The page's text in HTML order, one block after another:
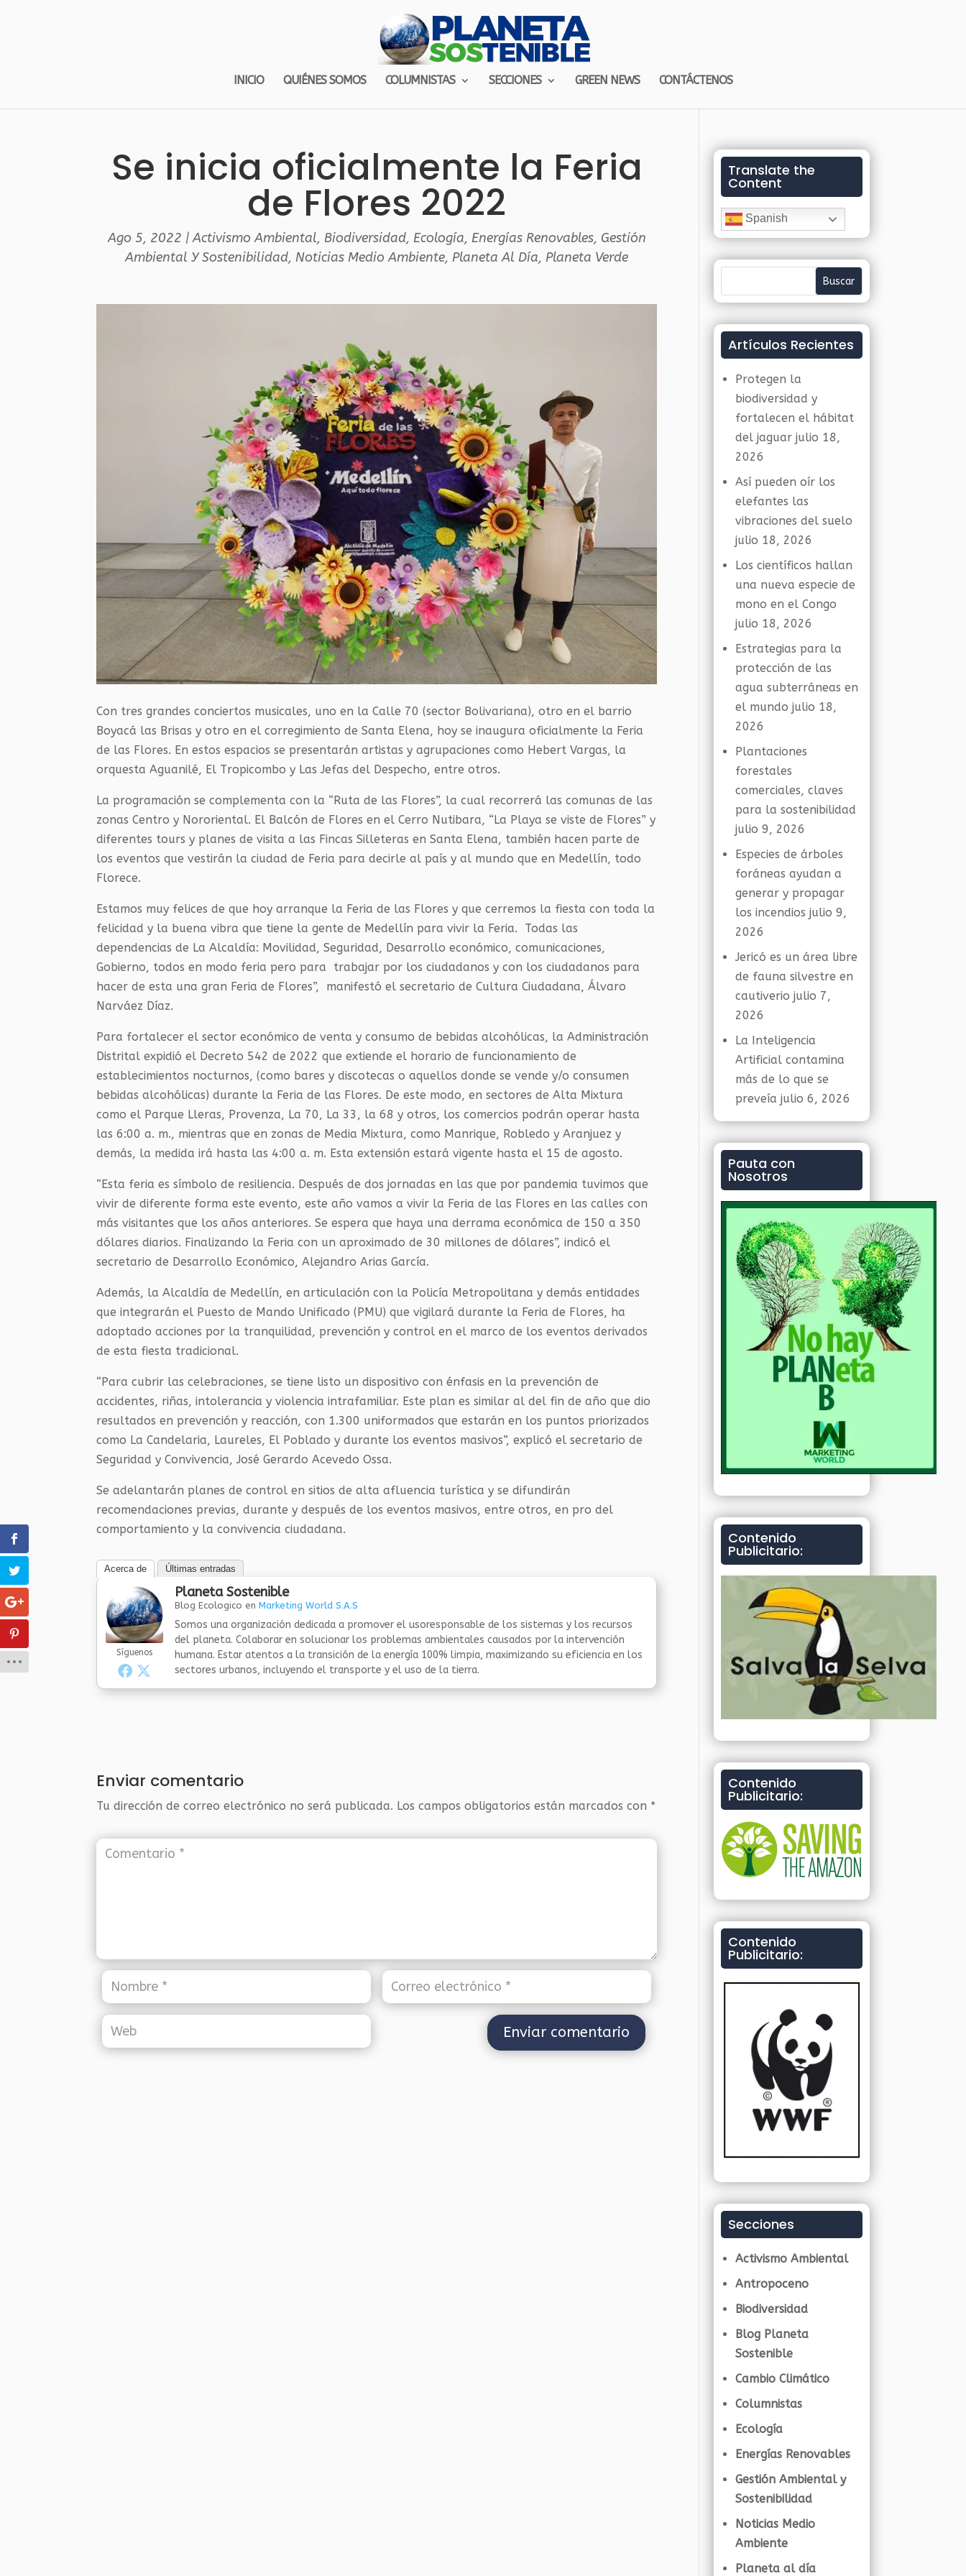
INICIO QUIÉNES SOMOS COLUMNISTAS SECCIONES GREEN NEWS CONTÁCTENOS
Se inicia oficialmente la Feria
de Flores 2022
Ago 5, 2022 |Activismo Ambiental, Biodiversidad, Ecología, Energías Renovables, Gestión
Ambiental Y Sostenibilidad,Noticias Medio Ambiente,Planeta Al Día,Planeta Verde
Con tres grandes conciertos musicales, uno en la Calle 70 (sector Bolivariana), otro en el barrio
Boyacá las Brisas y otro en el corregimiento de Santa Elena, hoy se inaugura oficialmente la Feria
de las Flores. En estos espacios se presentarán artistas y agrupaciones como Hebert Vargas, la
orquesta Aguanilé, El Tropicombo y Las Jefas del Despecho, entre otros.
La programación se complementa con la “Ruta de las Flores”, la cual recorrerá las comunas de las
zonas Centro y Nororiental. El Balcón de Flores en el Cerro Nutibara, “La Playa se viste de Flores” y
diferentes tours y planes de visita a las Fincas Silleteras en Santa Elena, también hacen parte de
los eventos que vestirán la ciudad de Feria para decirle al país y al mundo que en Medellín, todo
Florece.
Estamos muy felices de que hoy arranque la Feria de las Flores y que cerremos la fiesta con toda la
felicidad y la buena vibra que tiene la gente de Medellín para vivir la Feria. Todas las
dependencias de La Alcaldía: Movilidad, Seguridad, Desarrollo económico, comunicaciones,
Gobierno, todos en modo feria pero para trabajar por los ciudadanos y con los ciudadanos para
hacer de esta una gran Feria de Flores”, manifestó el secretario de Cultura Ciudadana, Álvaro
Narváez Díaz.
Para fortalecer el sector económico de venta y consumo de bebidas alcohólicas, la Administración
Distrital expidió el Decreto 542 de 2022 que extiende el horario de funcionamiento de
establecimientos nocturnos, (como bares y discotecas o aquellos donde se vende y/o consumen
bebidas alcohólicas) durante la Feria de las Flores. De este modo, en sectores de Alta Mixtura
como el Parque Lleras, Provenza, La 70, La 33, la 68 y otros, los comercios podrán operar hasta
las 6:00 a. m., mientras que en zonas de Media Mixtura, como Manrique, Robledo y Aranjuez y
demás, la medida irá hasta las 4:00 a. m. Esta extensión estará vigente hasta el 15 de agosto.
“Esta feria es símbolo de resiliencia. Después de dos jornadas en las que por pandemia tuvimos que
vivir de diferente forma este evento, este año vamos a vivir la Feria de las Flores en las calles con
más visitantes que los años anteriores. Se espera que haya una derrama económica de 150 a 350
dólares diarios. Finalizando la Feria con un aproximado de 30 millones de dólares”, indicó el
secretario de Desarrollo Económico, Alejandro Arias García.
Además, la Alcaldía de Medellín, en articulación con la Policía Metropolitana y demás entidades
que integrarán el Puesto de Mando Unificado (PMU) que vigilará durante la Feria de Flores, ha
adoptado acciones por la tranquilidad, prevención y control en el marco de los eventos derivados
de esta fiesta tradicional.
“Para cubrir las celebraciones, se tiene listo un dispositivo con énfasis en la prevención de
accidentes, riñas, intolerancia y violencia intrafamiliar. Este plan es similar al del fin de año que dio
resultados en prevención y reacción, con 1.300 uniformados que estarán en los puntos priorizados
como La Candelaria, Laureles, El Poblado y durante los eventos masivos”, explicó el secretario de
Seguridad y Convivencia, José Gerardo Acevedo Ossa.
Se adelantarán planes de control en sitios de alta afluencia turística y se difundirán
recomendaciones previas, durante y después de los eventos masivos, entre otros, en pro del
comportamiento y la convivencia ciudadana.
Acerca de Últimas entradas
Síguenos
Planeta Sostenible
Blog Ecologico enMarketing World S.A.S
Somos una organización dedicada a promover el usoresponsable de los sistemas y los recursos
del planeta. Colaborar en solucionar los problemas ambientales causados por la intervención
humana. Estar atentos a la transición de la energía 100% limpia, maximizando su eficiencia en los
sectores urbanos, incluyendo el transporte y el uso de la tierra.
Enviar comentario
Tu dirección de correo electrónico no será publicada. Los campos obligatorios están marcados con *
Translate the
Content
Spanish
Artículos Recientes
Protegen la
biodiversidad y
fortalecen el hábitat
del jaguar julio 18,
2026
Así pueden oír los
elefantes las
vibraciones del suelo
julio 18, 2026
Los científicos hallan
una nueva especie de
mono en el Congo
julio 18, 2026
Estrategias para la
protección de las
agua subterráneas en
el mundo julio 18,
2026
Plantaciones
forestales
comerciales, claves
para la sostenibilidad
julio 9, 2026
Especies de árboles
foráneas ayudan a
generar y propagar
los incendios julio 9,
2026
Jericó es un área libre
de fauna silvestre en
cautiverio julio 7,
2026
La Inteligencia
Artificial contamina
más de lo que se
preveía julio 6, 2026
Pauta con
Nosotros
Contenido
Publicitario:
Contenido
Publicitario:
Contenido
Publicitario:
Secciones
Activismo Ambiental
Antropoceno
Biodiversidad
Blog Planeta
Sostenible
Cambio Climático
Columnistas
Ecología
Energías Renovables
Gestión Ambiental y
Sostenibilidad
Noticias Medio
Ambiente
Planeta al día